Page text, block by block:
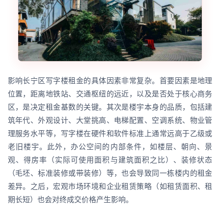
影响长宁区写字楼租金的具体因素非常复杂。首要因素是地理
位置，距离地铁站、交通枢纽的远近，以及是否处于核心商务
区，是决定租金基数的关键。其次是楼宇本身的品质，包括建
筑年代、外观设计、大堂挑高、电梯配置、空调系统、物业管
理服务水平等，写字楼在硬件和软件标准上通常远高于乙级或
老旧楼宇。此外，办公空间的内部条件，如楼层、朝向、景
观、得房率（实际可使用面积与建筑面积之比）、装修状态
（毛坯、标准装修或带装修）等，也会导致同一栋楼内的租金
差异。之后，宏观市场环境和企业租赁策略（如租赁面积、租
期长短）也会对终成交价格产生影响。